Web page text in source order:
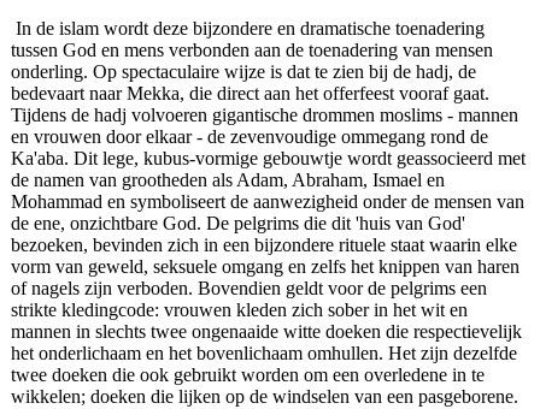
In de islam wordt deze bijzondere en dramatische toenadering
tussen God en mens verbonden aan de toenadering van mensen
onderling. Op spectaculaire wijze is dat te zien bij de hadj, de
bedevaart naar Mekka, die direct aan het offerfeest vooraf gaat.
Tijdens de hadj volvoeren gigantische drommen moslims ‑ mannen
en vrouwen door elkaar ‑ de zevenvoudige ommegang rond de
Ka'aba. Dit lege, kubus‑vormige gebouwtje wordt geassocieerd met
de namen van grootheden als Adam, Abraham, Ismael en
Mohammad en symboliseert de aanwezigheid onder de mensen van
de ene, onzichtbare God. De pelgrims die dit 'huis van God'
bezoeken, bevinden zich in een bijzondere rituele staat waarin elke
vorm van geweld, seksuele omgang en zelfs het knippen van haren
of nagels zijn verboden. Bovendien geldt voor de pelgrims een
strikte kledingcode: vrouwen kleden zich sober in het wit en
mannen in slechts twee ongenaaide witte doeken die respectievelijk
het onderlichaam en het bovenlichaam omhullen. Het zijn dezelfde
twee doeken die ook gebruikt worden om een overledene in te
wikkelen; doeken die lijken op de windselen van een pasgeborene.